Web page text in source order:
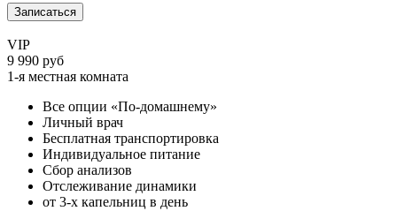
Записаться
VIP
9 990 руб
1-я местная комната
Все опции «По-домашнему»
Личный врач
Бесплатная транспортировка
Индивидуальное питание
Сбор анализов
Отслеживание динамики
от 3-х капельниц в день